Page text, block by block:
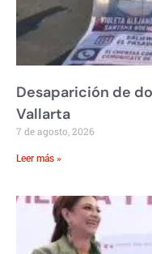
Desaparición de
Vallarta
7 de agosto, 2026
Leer más »